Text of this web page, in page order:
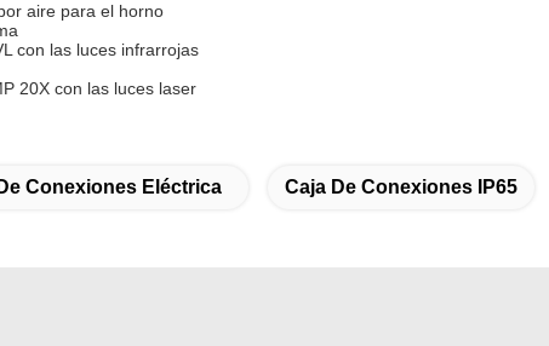
aire para el horno
con las luces infrarrojas
20X con las luces laser
Conexiones Eléctrica Caja De Conexiones IP65